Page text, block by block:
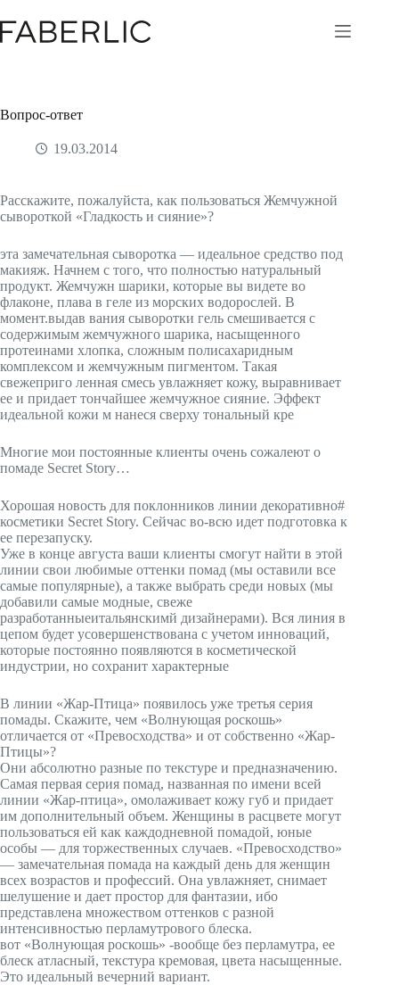
к
сути
Вопрос-ответ
19.03.2014
Расскажите, пожалуйста, как пользоваться Жемчужной
сывороткой «Гладкость и сияние»?
эта замечательная сыворотка — идеальное средство под
макияж. Начнем с того, что полностью натуральный
продукт. Жемчужн шарики, которые вы видете во
флаконе, плава в геле из морских водорослей. В
момент.выдав вания сыворотки гель смешивается с
содержимым жемчужного шарика, насыщенного
протеинами хлопка, сложным полисахаридным
комплексом и жемчужным пигментом. Такая
свежеприго ленная смесь увлажняет кожу, выравнивает
ее и придает тончайшее жемчужное сияние. Эффект
идеальной кожи м нанеся сверху тональный кре
Многие мои постоянные клиенты очень сожалеют о
помаде Secret Story…
Хорошая новость для поклонников линии декоративно#
косметики Secret Story. Сейчас во-всю идет подготовка к
ее перезапуску.
Уже в конце августа ваши клиенты смогут найти в этой
линии свои любимые оттенки помад (мы оставили все
самые популярные), а также выбрать среди новых (мы
добавили самые модные, свеже
разработанныеитальянскимй дизайнерами). Вся линия в
цепом будет усовершенствована с учетом инноваций,
которые постоянно появляются в косметической
индустрии, но сохранит характерные
В линии «Жар-Птица» появилось уже третья серия
помады. Скажите, чем «Волнующая роскошь»
отличается от «Превосходства» и от собственно «Жар-
Птицы»?
Они абсолютно разные по текстуре и предназначению.
Самая первая серия помад, названная по имени всей
линии «Жар-птица», омолаживает кожу губ и придает
им дополнительный объем. Женщины в расцвете могут
пользоваться ей как каждодневной помадой, юные
особы — для торжественных случаев. «Превосходство»
— замечательная помада на каждый день для женщин
всех возрастов и профессий. Она увлажняет, снимает
шелушение и дает простор для фантазии, ибо
представлена множеством оттенков с разной
интенсивностью перламутрового блеска.
вот «Волнующая роскошь» -вообще без перламутра, ее
блеск атласный, текстура кремовая, цвета насыщенные.
Это идеальный вечерний вариант.